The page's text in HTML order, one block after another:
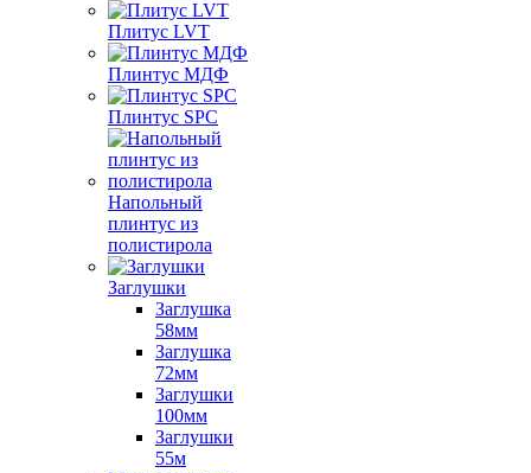
Плитус LVT
Плинтус МДФ
Плинтус SPC
Напольный
плинтус из
полистирола
Заглушки
Заглушка
58мм
Заглушка
72мм
Заглушки
100мм
Заглушки
55м